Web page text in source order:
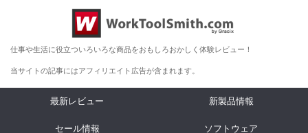
仕事や生活に役立ついろいろな商品をおもしろおかしく体験レビュー！
当サイトの記事にはアフィリエイト広告が含まれます。
最新レビュー 新製品情報
セール情報 ソフトウェア